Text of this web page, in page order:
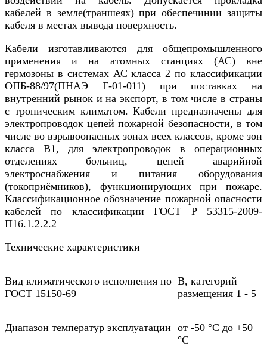
кабелей в земле(траншеях) при обеспечинии защиты
кабеля в местах вывода поверхность.
Кабели изготавливаются для общепромышленного
применения и на атомных станциях (АС) вне
гермозоны в системах АС класса 2 по классификации
ОПБ-88/97(ПНАЭ Г-01-011) при поставках на
внутренний рынок и на экспорт, в том числе в страны
с тропическим климатом. Кабели предназначены для
электропроводок цепей пожарной безопасности, в том
числе во взрывоопасных зонах всех классов, кроме зон
класса В1, для электропроводок в операционных
отделениях больниц, цепей аварийной
электроснабжения и питания оборудования
(токоприёмников), функционирующих при пожаре.
Классификационное обозначение пожарной опасности
кабелей по классификации ГОСТ Р 53315-2009-
П1б.1.2.2.2
Технические характеристики
Вид климатического исполнения по
ГОСТ 15150-69
В, категорий
размещения 1 - 5
Диапазон температур эксплуатации от -50 °С до +50
°С